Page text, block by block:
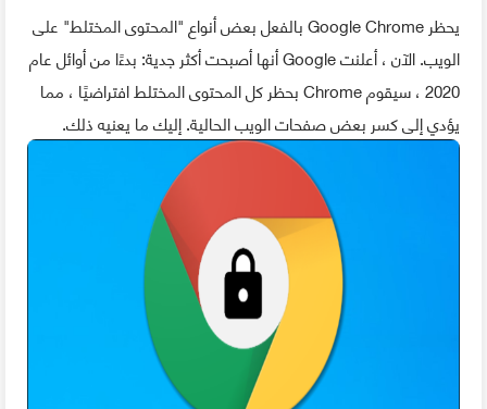
يحظر Google Chrome بالفعل بعض أنواع "المحتوى المختلط" على
الويب. الآن ، أعلنت Google أنها أصبحت أكثر جدية: بدءًا من أوائل عام
2020 ، سيقوم Chrome بحظر كل المحتوى المختلط افتراضيًا ، مما
يؤدي إلى كسر بعض صفحات الويب الحالية. إليك ما يعنيه ذلك.